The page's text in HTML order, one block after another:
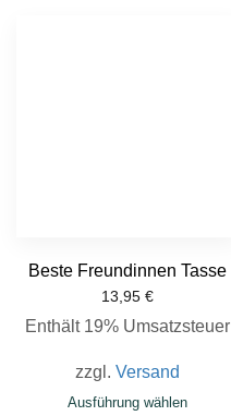
Beste Freundinnen Tasse
13,95 €
Enthält 19% Umsatzsteuer
zzgl. Versand
Ausführung wählen